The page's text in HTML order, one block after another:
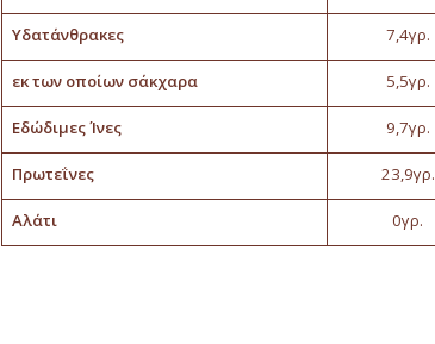
Υδατάνθρακες 7,4γρ.
εκ των οποίων σάκχαρα 5,5γρ.
Εδώδιμες Ίνες 9,7γρ.
Πρωτεΐνες 23,9γρ.
Αλάτι 0γρ.